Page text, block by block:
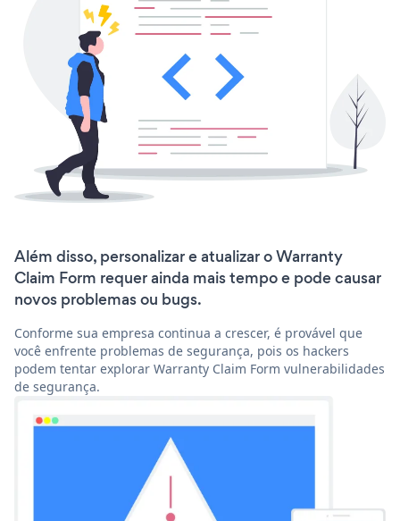
Além disso, personalizar e atualizar o Warranty
Claim Form requer ainda mais tempo e pode causar
novos problemas ou bugs.
Conforme sua empresa continua a crescer, é provável que
você enfrente problemas de segurança, pois os hackers
podem tentar explorar Warranty Claim Form vulnerabilidades
de segurança.